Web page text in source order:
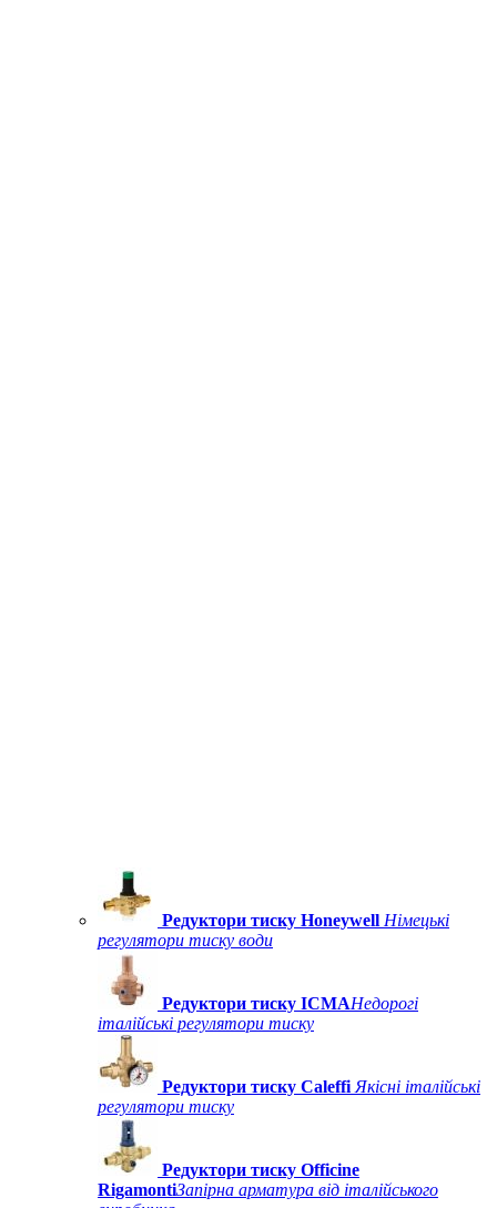
Редуктори тиску Honeywell Німецькі
регулятори тиску води
Редуктори тиску ICMAНедорогі
італійські регулятори тиску
Редуктори тиску Caleffi Якісні італійські
регулятори тиску
Редуктори тиску Officine
RigamontiЗапірна арматура від італійського